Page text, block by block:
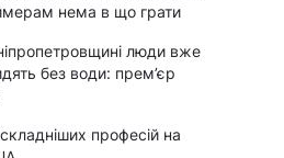
нема в що грати
люди вже
без води: прем’єр
професій на